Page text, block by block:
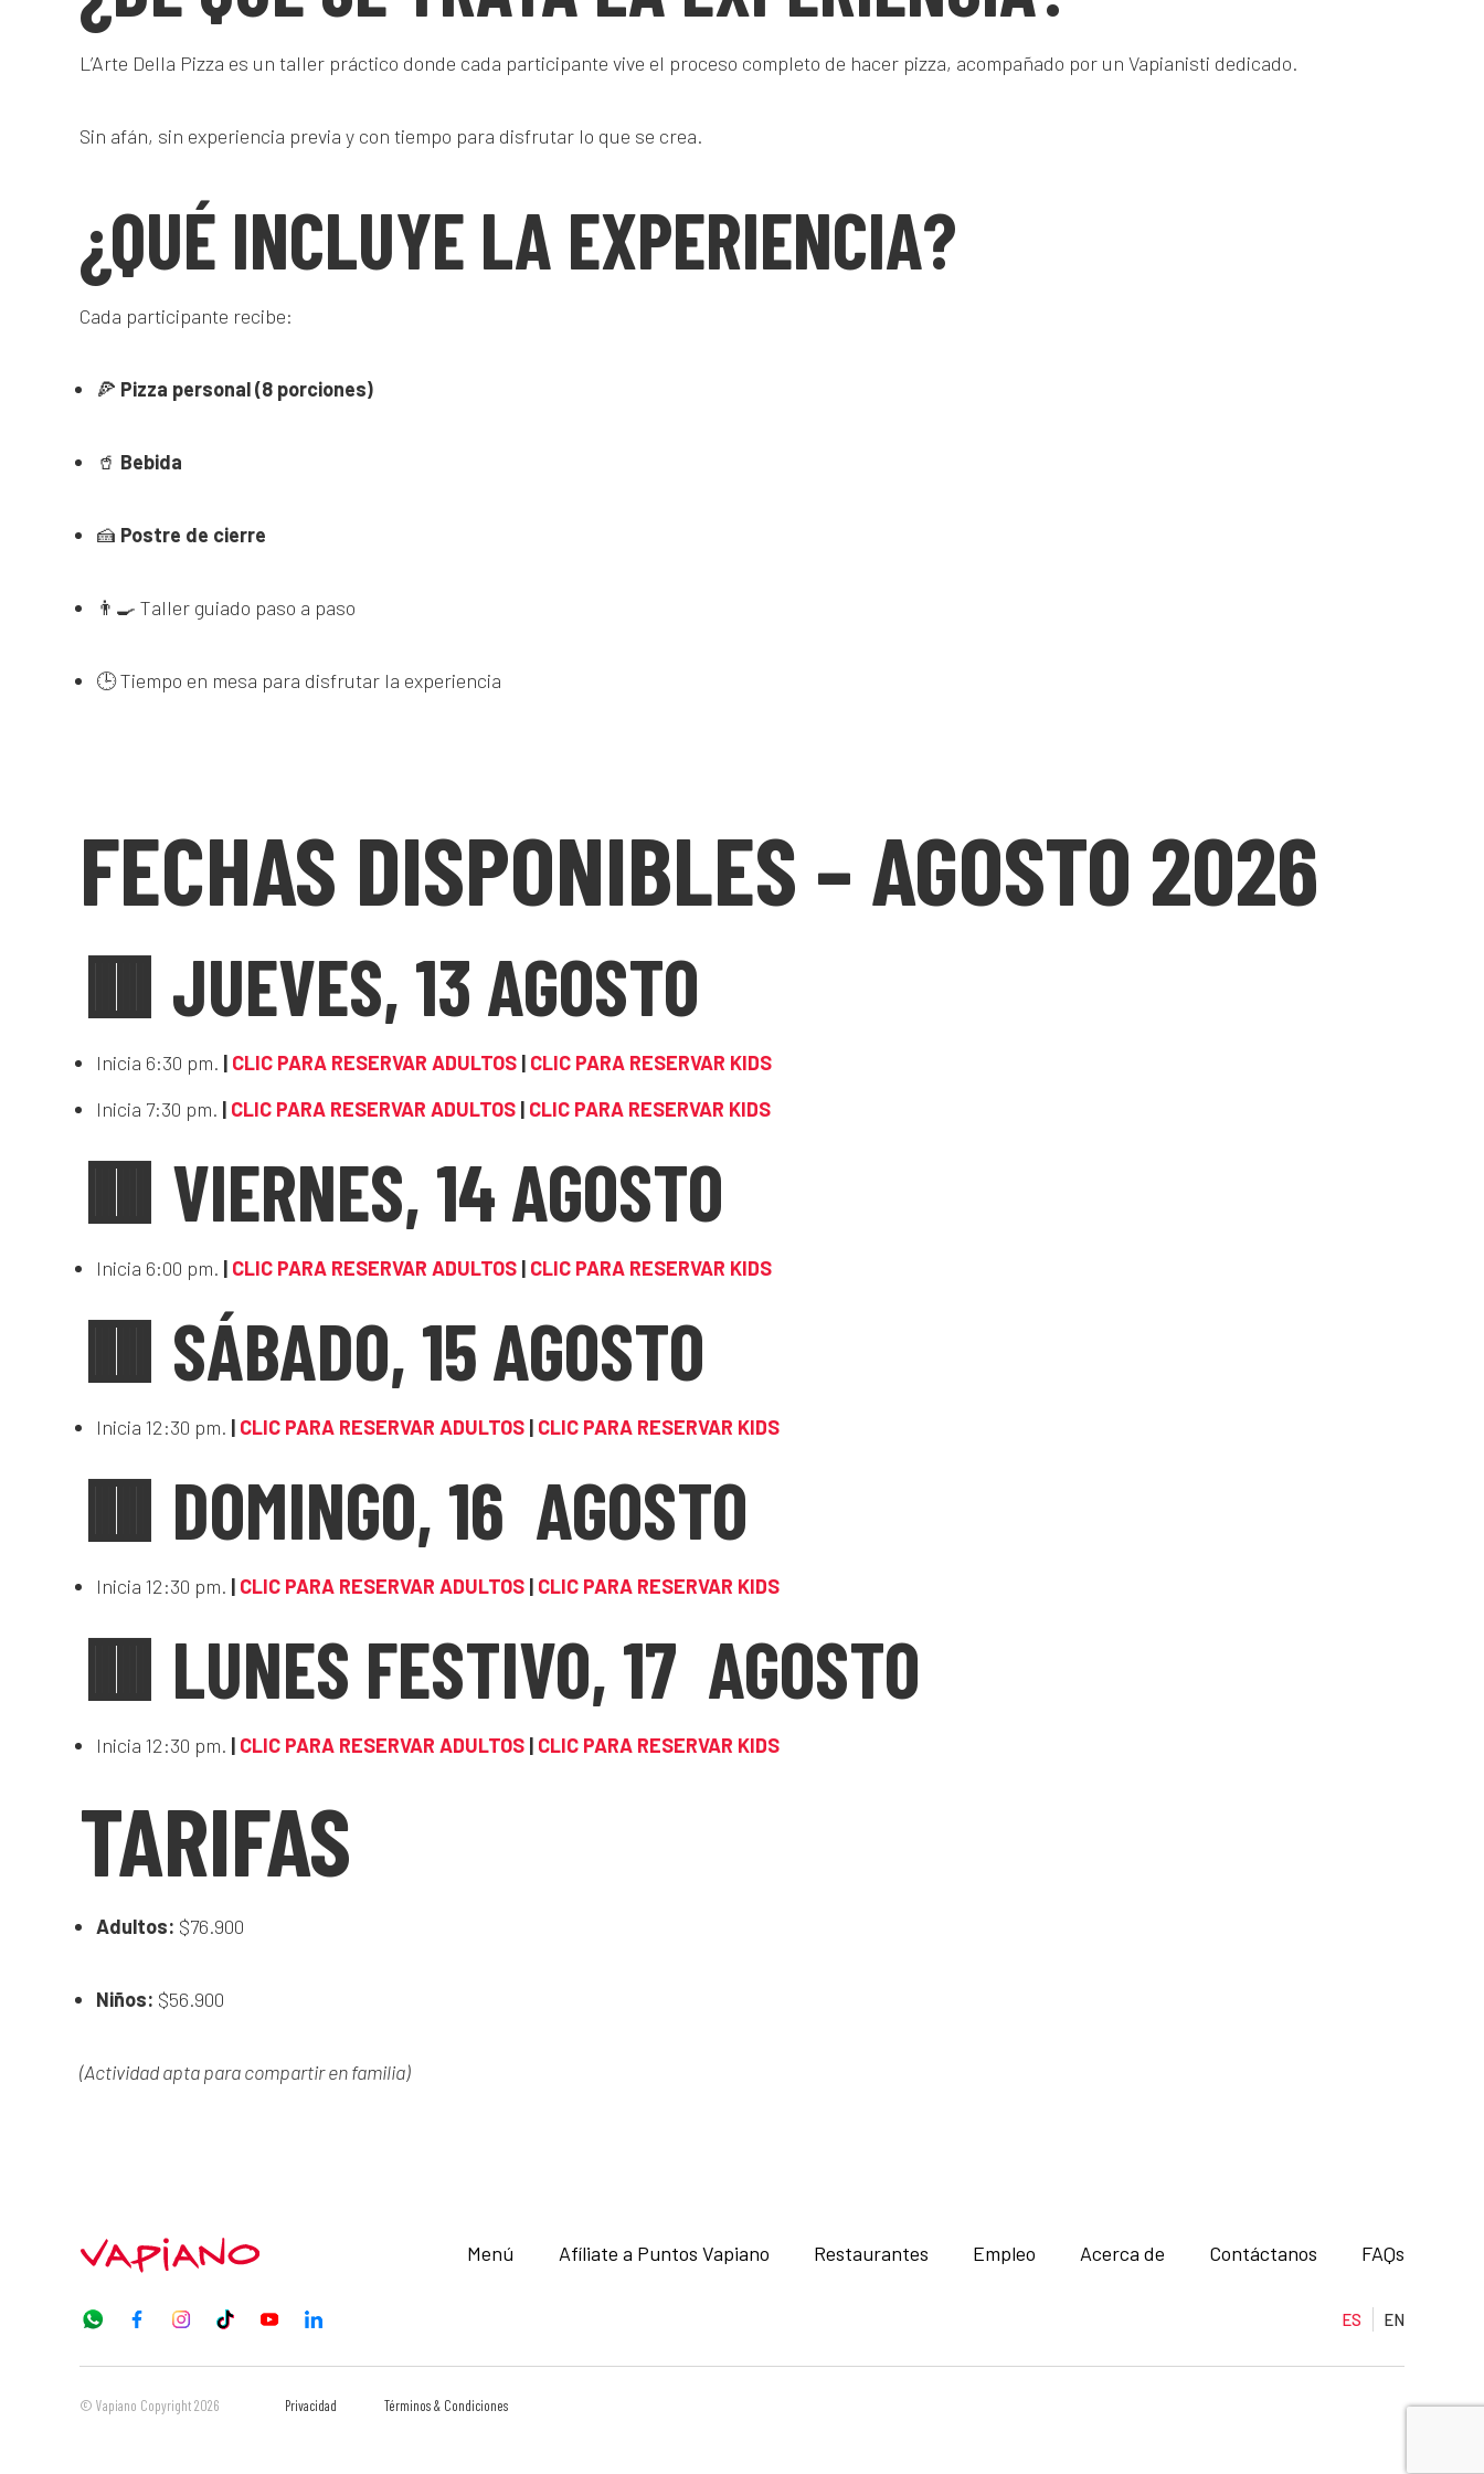
L’Arte Della Pizza es un taller práctico donde cada participante vive el proceso completo de hacer pizza, acompañado por un Vapianisti dedicado.
Sin afán, sin experiencia previa y con tiempo para disfrutar lo que se crea.
¿QUÉ INCLUYE LA EXPERIENCIA?
Cada participante recibe:
🍕 Pizza personal (8 porciones)
🥤 Bebida
🍰 Postre de cierre
👨‍🍳 Taller guiado paso a paso
🕒 Tiempo en mesa para disfrutar la experiencia
FECHAS DISPONIBLES – AGOSTO 2026
🟥 JUEVES, 13 AGOSTO
Inicia 6:30 pm. | CLIC PARA RESERVAR ADULTOS | CLIC PARA RESERVAR KIDS
Inicia 7:30 pm. | CLIC PARA RESERVAR ADULTOS | CLIC PARA RESERVAR KIDS
🟥 VIERNES, 14 AGOSTO
Inicia 6:00 pm. | CLIC PARA RESERVAR ADULTOS | CLIC PARA RESERVAR KIDS
🟥 SÁBADO, 15 AGOSTO
Inicia 12:30 pm. | CLIC PARA RESERVAR ADULTOS | CLIC PARA RESERVAR KIDS
🟥 DOMINGO, 16 AGOSTO
Inicia 12:30 pm. | CLIC PARA RESERVAR ADULTOS | CLIC PARA RESERVAR KIDS
🟥 LUNES FESTIVO, 17 AGOSTO
Inicia 12:30 pm. | CLIC PARA RESERVAR ADULTOS | CLIC PARA RESERVAR KIDS
TARIFAS
Adultos: $76.900
Niños: $56.900
(Actividad apta para compartir en familia)
Menú Afíliate a Puntos Vapiano Restaurantes Empleo Acerca de Contáctanos FAQs
ES EN
© Vapiano Copyright 2026 Privacidad Términos & Condiciones